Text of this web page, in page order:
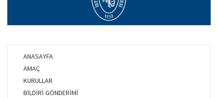
ANASAYFA
AMAÇ
KURULLAR
BİLDİRİ GÖNDERİMİ